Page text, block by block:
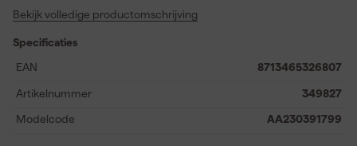
naden en kieren wilt opvullen of isolatieplaten stevig wilt
stevige ontwerp gaat dit pistool lang mee en is het bestand tegen
intensief gebruik. Een solide keuze voor zowel professionals als
zoeken.
Bekijk volledige productomschrijving
Specificaties
EAN
8713465326807
Artikelnummer 349827
Modelcode AA230391799